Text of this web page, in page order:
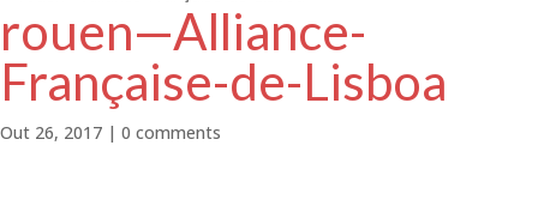
rouen—Alliance-
Française-de-Lisboa
Out 26, 2017 | 0 comments